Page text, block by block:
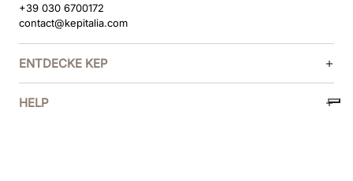
+39 030 6700172
contact@kepitalia.com
ENTDECKE KEP
HELP